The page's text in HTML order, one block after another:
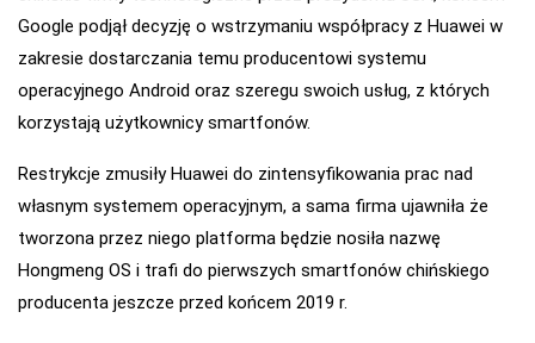
Google podjął decyzję o wstrzymaniu współpracy z Huawei w
zakresie dostarczania temu producentowi systemu
operacyjnego Android oraz szeregu swoich usług, z których
korzystają użytkownicy smartfonów.
Restrykcje zmusiły Huawei do zintensyfikowania prac nad
własnym systemem operacyjnym, a sama firma ujawniła że
tworzona przez niego platforma będzie nosiła nazwę
Hongmeng OS i trafi do pierwszych smartfonów chińskiego
producenta jeszcze przed końcem 2019 r.